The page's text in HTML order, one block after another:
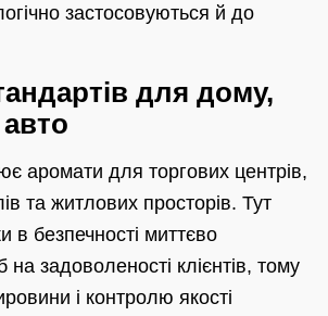
застосовуються й до
для дому,
авто
аромати для торгових центрів,
та житлових просторів. Тут
в безпечності миттєво
на задоволеності клієнтів, тому
і контролю якості